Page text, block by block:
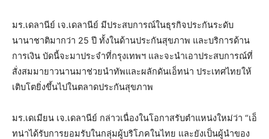
มร.เดลานีย์ เจ.เดลานีย์ มีประสบการณ์ในธุรกิจประกันระดับ
นานาชาติมากว่า 25 ปี ทั้งในด้านประกันสุขภาพ และบริการด้าน
การเงิน บัดนี้จะมาประจำที่กรุงเทพฯ และจะนำเอาประสบการณ์ที่
สั่งสมมายาวนานมาช่วยนำทัพและผลักดันเอ็ทน่า ประเทศไทยให้
เติบโตยิ่งขึ้นไปในตลาดประกันสุขภาพ
มร.เดเมียน เจ.เดลานีย์ กล่าวเนื่องในโอกาสรับตำแหน่งใหม่ว่า “เอ็
ทน่าได้รับการยอมรับในกลุ่มผู้บริโภคในไทย และยังเป็นผู้นำของ